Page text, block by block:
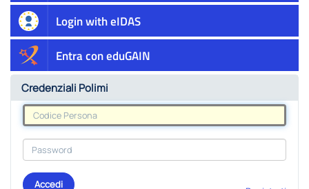
Login with eIDAS
Entra con eduGAIN
Credenziali Polimi
Accedi